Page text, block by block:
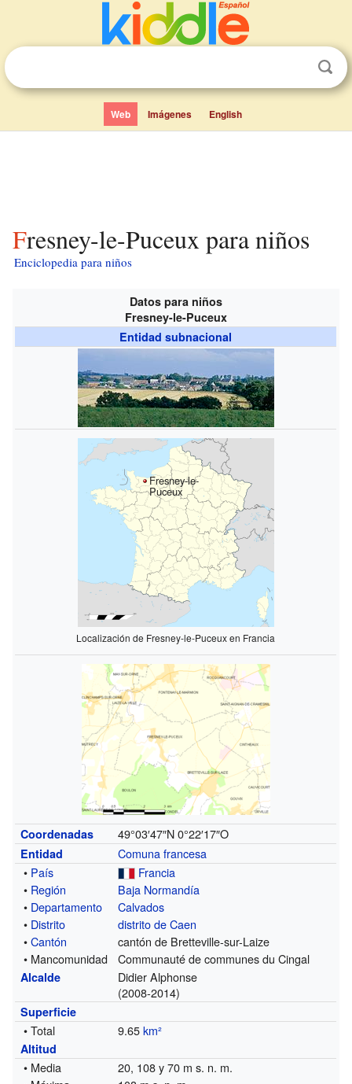
Web Imágenes English
Fresney-le-Puceux para niños
Enciclopedia para niños
Datos para niños
Fresney-le-Puceux
Entidad subnacional
Fresney-le-
Puceux
Localización de Fresney-le-Puceux en Francia
Coordenadas 49°03′47″N 0°22′17″O
Entidad
Comuna francesa
• País
Francia
• Región
Baja Normandía
• Departamento
Calvados
• Distrito
distrito de Caen
•Cantón
cantón de Bretteville-sur-Laize
• Mancomunidad
Communauté de communes du Cingal
Alcalde
Didier Alphonse
(2008-2014)
Superficie
• Total 9.65km²
Altitud
• Media
20, 108 y 70 m s. n. m.